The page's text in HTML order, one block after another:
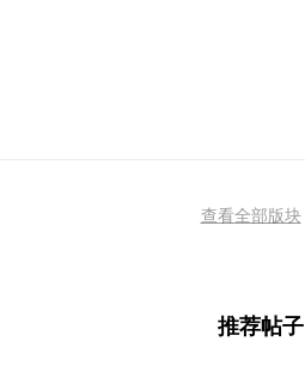
查看全部版块
推荐帖子